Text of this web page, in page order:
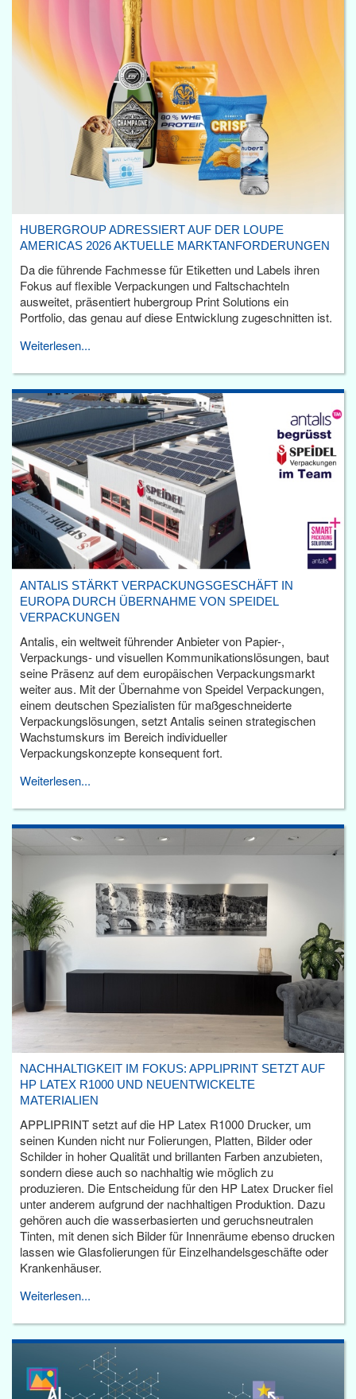
HUBERGROUP ADRESSIERT AUF DER LOUPE
AMERICAS 2026 AKTUELLE MARKTANFORDERUNGEN
Da die führende Fachmesse für Etiketten und Labels ihren
Fokus auf flexible Verpackungen und Faltschachteln
ausweitet, präsentiert hubergroup Print Solutions ein
Portfolio, das genau auf diese Entwicklung zugeschnitten ist.
Weiterlesen...
ANTALIS STÄRKT VERPACKUNGSGESCHÄFT IN
EUROPA DURCH ÜBERNAHME VON SPEIDEL
VERPACKUNGEN
Antalis, ein weltweit führender Anbieter von Papier-,
Verpackungs- und visuellen Kommunikationslösungen, baut
seine Präsenz auf dem europäischen Verpackungsmarkt
weiter aus. Mit der Übernahme von Speidel Verpackungen,
einem deutschen Spezialisten für maßgeschneiderte
Verpackungslösungen, setzt Antalis seinen strategischen
Wachstumskurs im Bereich individueller
Verpackungskonzepte konsequent fort.
Weiterlesen...
NACHHALTIGKEIT IM FOKUS: APPLIPRINT SETZT AUF
HP LATEX R1000 UND NEUENTWICKELTE
MATERIALIEN
APPLIPRINT setzt auf die HP Latex R1000 Drucker, um
seinen Kunden nicht nur Folierungen, Platten, Bilder oder
Schilder in hoher Qualität und brillanten Farben anzubieten,
sondern diese auch so nachhaltig wie möglich zu
produzieren. Die Entscheidung für den HP Latex Drucker fiel
unter anderem aufgrund der nachhaltigen Produktion. Dazu
gehören auch die wasserbasierten und geruchsneutralen
Tinten, mit denen sich Bilder für Innenräume ebenso drucken
lassen wie Glasfolierungen für Einzelhandelsgeschäfte oder
Krankenhäuser.
Weiterlesen...